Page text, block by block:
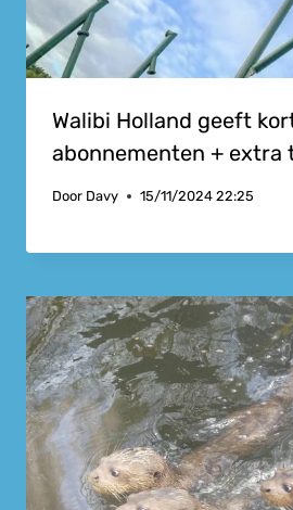
Walibi Holland geeft
abonnementen + extra
Door Davy 15/11/2024 22:25